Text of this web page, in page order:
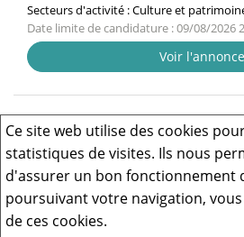
Ce site web utilise des cookies
statistiques de visites. Ils nous
d'assurer un bon fonctionnement
poursuivant votre navigation,
de ces cookies.
Secteurs d'activité :Culture et
Date limite de candidature : 09/08/2026
Voir l'annonce
Vous rencontrez un problème technique,
contacter .